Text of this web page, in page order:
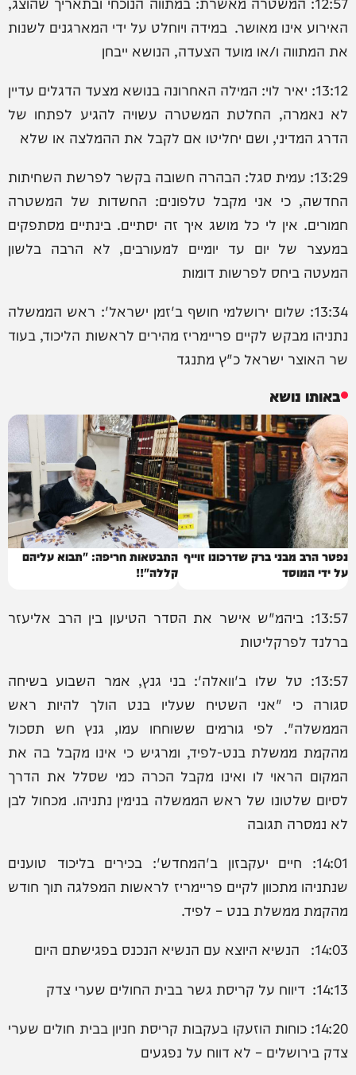
האירוע אינו מאושר. במידה ויוחלט על ידי המארגנים לשנות
את המתווה ו/או מועד הצעדה, הנושא ייבחן
13:12: יאיר לוי: המילה האחרונה בנושא מצעד הדגלים עדיין
לא נאמרה, החלטת המשטרה עשויה להגיע לפתחו של
הדרג המדיני, ושם יחליטו אם לקבל את ההמלצה או שלא
13:29: עמית סגל: הבהרה חשובה בקשר לפרשת השחיתות
החדשה, כי אני מקבל טלפונים: החשדות של המשטרה
חמורים. אין לי כל מושג איך זה יסתיים. בינתיים מסתפקים
במעצר של יום עד יומיים למעורבים, לא הרבה בלשון
המעטה ביחס לפרשות דומות
13:34: שלום ירושלמי חושף ב'זמן ישראל': ראש הממשלה
נתניהו מבקש לקיים פריימריז מהירים לראשות הליכוד, בעוד
שר האוצר ישראל כ"ץ מתנגד
באותו נושא
נפטר הרב מבני ברק שדרכונו זוייף
על ידי המוסד
התבטאות חריפה: "תבוא עליהם
קללה"!!
13:57: ביהמ"ש אישר את הסדר הטיעון בין הרב אליעזר
ברלנד לפרקליטות
13:57: טל שלו ב'וואלה': בני גנץ, אמר השבוע בשיחה
סגורה כי "אני השטיח שעליו בנט הולך להיות ראש
הממשלה". לפי גורמים ששוחחו עמו, גנץ חש תסכול
מהקמת ממשלת בנט-לפיד, ומרגיש כי אינו מקבל בה את
המקום הראוי לו ואינו מקבל הכרה כמי שסלל את הדרך
לסיום שלטונו של ראש הממשלה בנימין נתניהו. מכחול לבן
לא נמסרה תגובה
14:01: חיים יעקבזון ב'המחדש': בכירים בליכוד טוענים
שנתניהו מתכוון לקיים פריימריז לראשות המפלגה תוך חודש
מהקמת ממשלת בנט – לפיד.
14:03: הנשיא היוצא עם הנשיא הנכנס בפגישתם היום
14:13: דיווח על קריסת גשר בבית החולים שערי צדק
14:20: כוחות הוזעקו בעקבות קריסת חניון בבית חולים שערי
צדק בירושלים – לא דווח על נפגעים